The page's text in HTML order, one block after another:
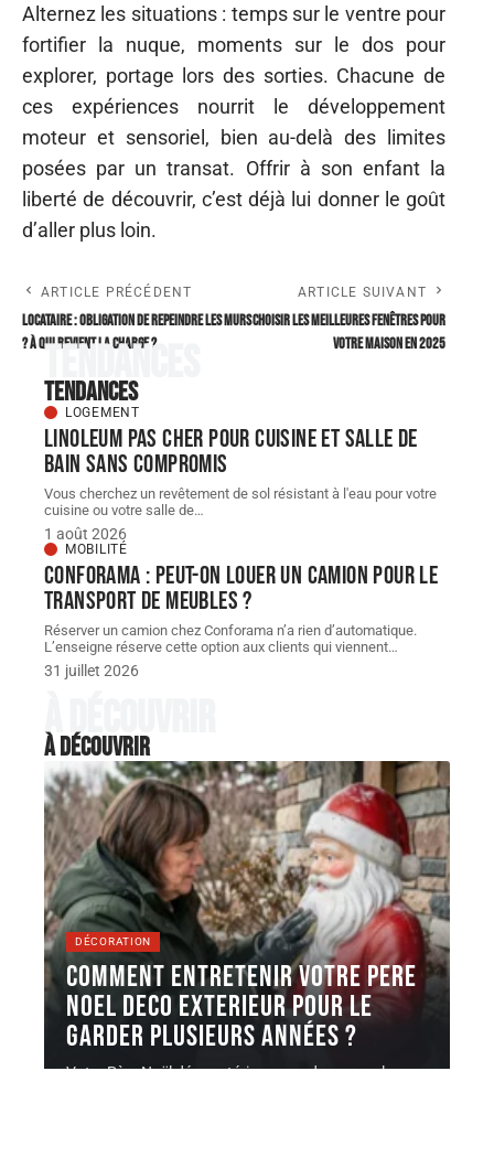
Alternez les situations : temps sur le ventre pour
fortifier la nuque, moments sur le dos pour
explorer, portage lors des sorties. Chacune de
ces expériences nourrit le développement
moteur et sensoriel, bien au-delà des limites
posées par un transat. Offrir à son enfant la
liberté de découvrir, c’est déjà lui donner le goût
d’aller plus loin.
ARTICLE PRÉCÉDENT
Locataire : obligation de repeindre les murs
? À qui revient la charge ?
ARTICLE SUIVANT
Choisir les meilleures fenêtres pour
votre maison en 2025
Tendances
Tendances
LOGEMENT
Linoleum pas cher pour cuisine et salle de
bain sans compromis
Vous cherchez un revêtement de sol résistant à l'eau pour votre
cuisine ou votre salle de…
1 août 2026
MOBILITÉ
Conforama : peut-on louer un camion pour le
transport de meubles ?
Réserver un camion chez Conforama n’a rien d’automatique.
L’enseigne réserve cette option aux clients qui viennent…
31 juillet 2026
À découvrir
À découvrir
DÉCORATION
Comment entretenir votre pere
noel deco exterieur pour le
garder plusieurs années ?
Votre Père Noël déco extérieur a perdu ses couleurs